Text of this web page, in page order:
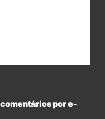
por e-